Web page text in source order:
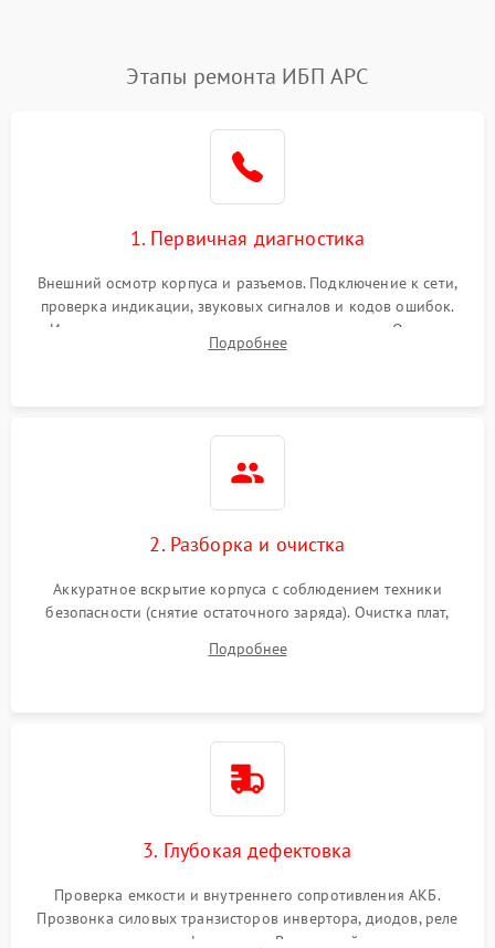
Этапы ремонта ИБП APC
1. Первичная диагностика
Внешний осмотр корпуса и разъемов. Подключение к сети,
проверка индикации, звуковых сигналов и кодов ошибок.
Измерение входного и выходного напряжения. Оценка
реакции ИБП на отключение основного питания без
Подробнее
2. Разборка и очистка
Аккуратное вскрытие корпуса с соблюдением техники
безопасности (снятие остаточного заряда). Очистка плат,
и кистей для предотвращения перегрева и замыканий.
Подробнее
3. Глубокая дефектовка
Проверка емкости и внутреннего сопротивления АКБ.
Прозвонка силовых транзисторов инвертора, диодов, реле
переключения и трансформатора. Визуальный поиск вздутых